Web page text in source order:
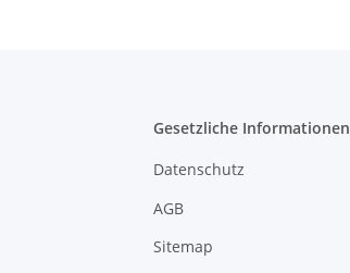
Gesetzliche Informationen
Datenschutz
AGB
Sitemap